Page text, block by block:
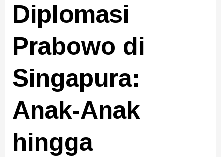
Diplomasi
Prabowo di
Singapura:
Anak-Anak
hingga